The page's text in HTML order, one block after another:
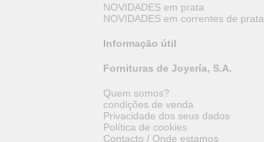
NOVIDADES em prata
NOVIDADES em correntes de prata
Informação útil
Fornituras de Joyería, S.A.
Quem somos?
condições de venda
Privacidade dos seus dados
Política de cookies
Contacto / Onde estamos